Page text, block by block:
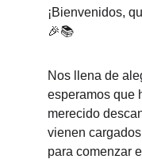
¡Bienvenidos,
🎉📚
Nos llena de
esperamos que
merecido
vienen
para comenzar